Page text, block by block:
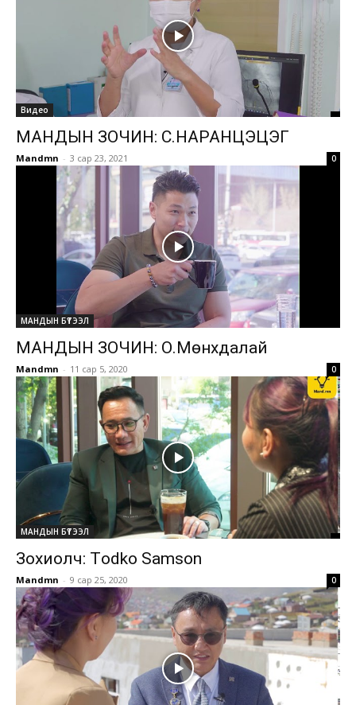
Видео
МАНДЫН ЗОЧИН: С.НАРАНЦЭЦЭГ
Mandmn - 3 сар 23, 2021 0
МАНДЫН БҮТЭЭЛ
МАНДЫН ЗОЧИН: О.Мөнхдалай
Mandmn - 11 сар 5, 2020 0
МАНДЫН БҮТЭЭЛ
Зохиолч: Тodko Samson
Mandmn - 9 сар 25, 2020 0